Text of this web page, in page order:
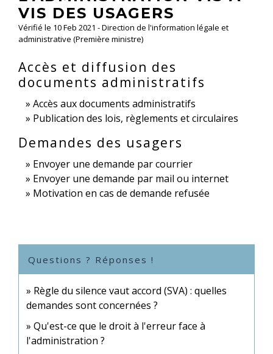
VIS DES USAGERS
Vérifié le 10 Feb 2021 - Direction de l'information légale et
administrative (Première ministre)
Accès et diffusion des
documents administratifs
Accès aux documents administratifs
Publication des lois, règlements et circulaires
Demandes des usagers
Envoyer une demande par courrier
Envoyer une demande par mail ou internet
Motivation en cas de demande refusée
Questions ? Réponses !
Règle du silence vaut accord (SVA) : quelles
demandes sont concernées ?
Qu'est-ce que le droit à l'erreur face à
l'administration ?